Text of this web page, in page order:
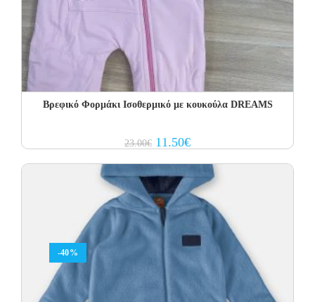
Βρεφικό Φορμάκι Ισοθερμικό με κουκούλα DREAMS
23.00€ Original
price
11.50€Current
price
11.50€.
-40%